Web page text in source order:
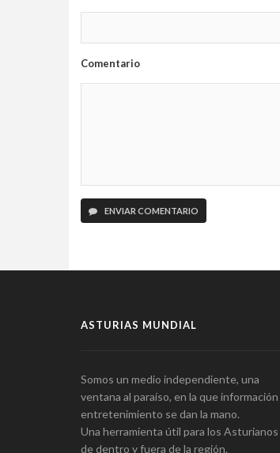
Comentario
ENVIAR COMENTARIO
ASTURIAS MUNDIAL
Somos un medio independiente, una
ventana al paraíso, en la que
entretenimiento se dan la mano.
Una herramienta útil para los Asturianos
de dentro y fuera de la región.